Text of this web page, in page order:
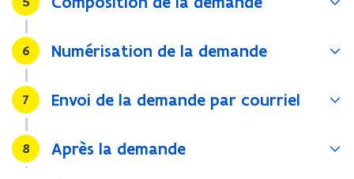
Stap
6 Numérisation de la demande
Stap
7 Envoi de la demande par courriel
Stap
8 Après la demande